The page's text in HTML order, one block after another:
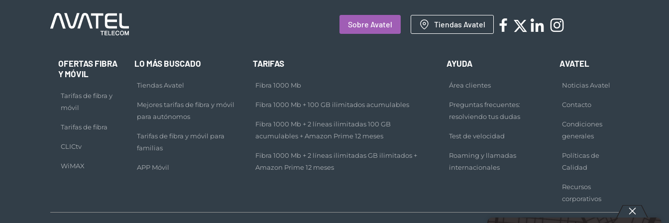
Sobre Avatel Tiendas Avatel
OFERTAS FIBRA
Y MÓVIL
Tarifas de fibra y
móvil
Tarifas de fibra
CLICtv
WiMAX
LO MÁS BUSCADO
Tiendas Avatel
Mejores tarifas de fibra y móvil
para autónomos
Tarifas de fibra y móvil para
familias
APP Móvil
TARIFAS
Fibra 1000 Mb
Fibra 1000 Mb + 100 GB ilimitados acumulables​
Fibra 1000 Mb + 2 líneas ilimitadas 100 GB
acumulables + Amazon Prime 12 meses​
Fibra 1000 Mb + 2 líneas ilimitadas GB ilimitados +
Amazon Prime 12 meses​
AYUDA
Área clientes
Preguntas frecuentes:
resolviendo tus dudas
Test de velocidad
Roaming y llamadas
internacionales
AVATEL
Noticias Avatel
Contacto
Condiciones
generales
Políticas de
Calidad
Recursos
corporativos